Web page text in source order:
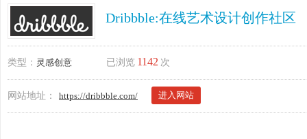
Dribbble:在线艺术设计创作社区
类型： 灵感创意 已浏览 1142 次
网站地址： https://dribbble.com/ 进入网站